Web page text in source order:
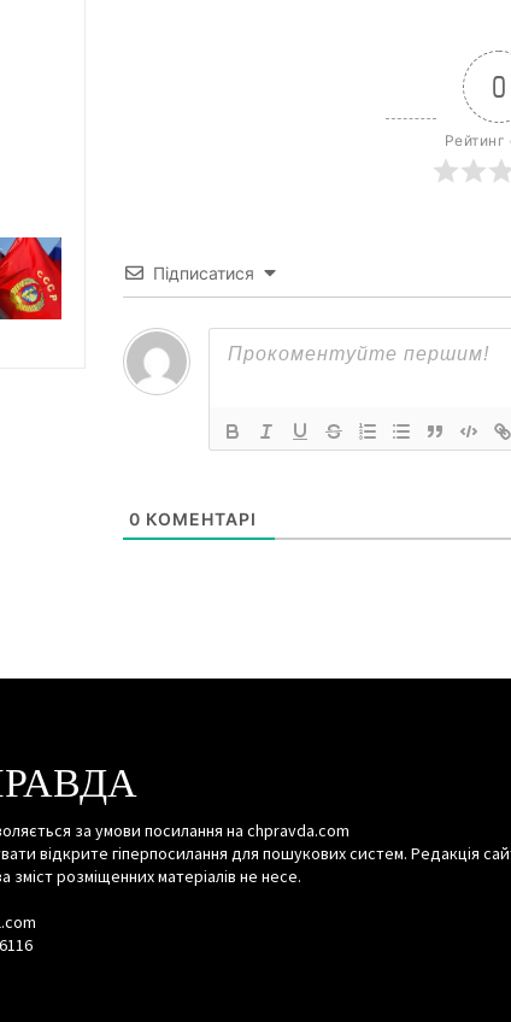
0
Рейтинг
Підписатися
0 КОМЕНТАРІ
за умови посилання на chpravda.com
відкрите гіперпосилання для пошукових систем. Редакція
зміст розміщенних матеріалів не несе.